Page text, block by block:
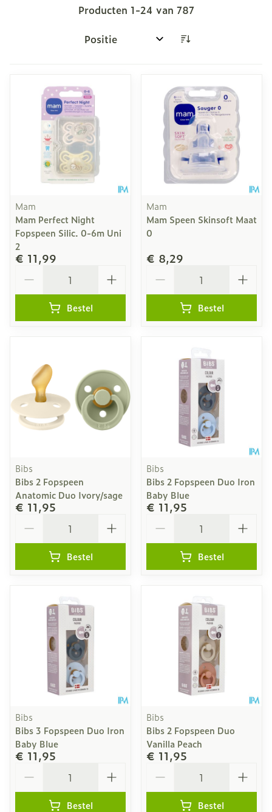
Producten 1-24 van 787
Sorteer op:
Mam
Mam Perfect Night
Fopspeen Silic. 0-6m Uni
2
€ 11,99
Bestel
Mam
Mam Speen Skinsoft Maat
0
€ 8,29
Bestel
Bibs
Bibs 2 Fopspeen
Anatomic Duo Ivory/sage
€ 11,95
Bestel
Bibs
Bibs 2 Fopspeen Duo Iron
Baby Blue
€ 11,95
Bestel
Bibs
Bibs 3 Fopspeen Duo Iron
Baby Blue
€ 11,95
Bestel
Bibs
Bibs 2 Fopspeen Duo
Vanilla Peach
€ 11,95
Bestel